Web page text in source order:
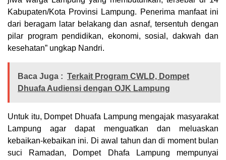
Kabupaten/Kota Provinsi Lampung. Penerima manfaat ini
dari beragam latar belakang dan asnaf, tersentuh dengan
pilar program pendidikan, ekonomi, sosial, dakwah dan
kesehatan” ungkap Nandri.
Baca Juga : Terkait Program CWLD, Dompet
Dhuafa Audiensi dengan OJK Lampung
Untuk itu, Dompet Dhuafa Lampung mengajak masyarakat
Lampung agar dapat menguatkan dan meluaskan
kebaikan-kebaikan ini. Di awal tahun dan di moment bulan
suci Ramadan, Dompet Dhafa Lampung mempunyai